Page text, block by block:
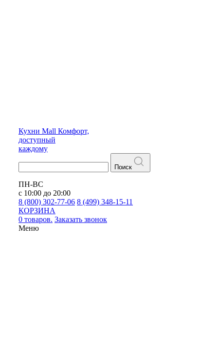
Кухни Mall Комфорт,
доступный
каждому
Поиск
ПН-ВС
с 10:00 до 20:00
8 (800) 302-77-06 8 (499) 348-15-11
КОРЗИНА
0 товаров. Заказать звонок
Меню